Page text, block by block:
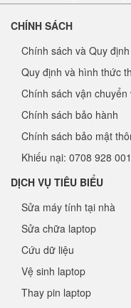
CHÍNH SÁCH
Chính sách và Quy
Quy định và hình thức
Chính sách vận chuyển
Chính sách bảo hành
Chính sách bảo mật
Khiếu nại: 0708 928 001
DỊCH VỤ TIÊU BIỂU
Sửa máy tính tại nhà
Sửa chữa laptop
Cứu dữ liệu
Vệ sinh laptop
Thay pin laptop